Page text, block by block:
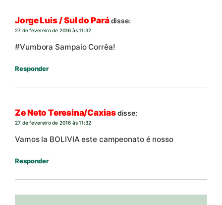
Jorge Luis / Sul do Parádisse:
27 de fevereiro de 2016 às 11:32
#Vumbora Sampaio Corrêa!
Responder
Ze Neto Teresina/Caxiasdisse:
27 de fevereiro de 2016 às 11:32
Vamos la BOLIVIA este campeonato é nosso
Responder